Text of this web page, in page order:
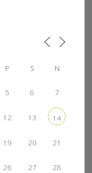
P S N
5 6 7
12 13 14
19 20 21
26 27 28